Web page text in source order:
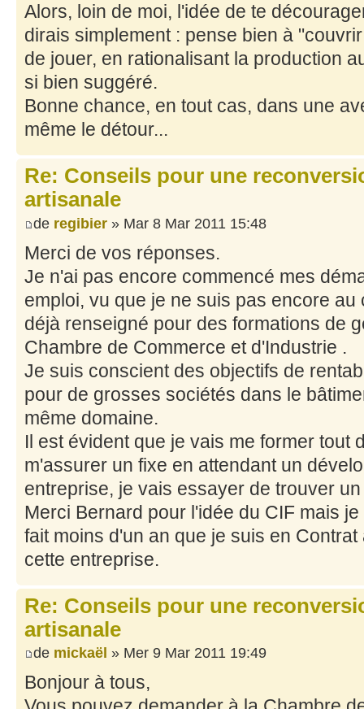
Alors, loin de moi, l'idée de te
dirais simplement : pense bien à
de jouer, en rationalisant la production
si bien suggéré.
Bonne chance, en tout cas, dans une
même le détour...
Re: Conseils pour une
artisanale
de regibier » Mar 8 Mar 2011 15:48
Merci de vos réponses.
Je n'ai pas encore commencé mes
emploi, vu que je ne suis pas encore
déjà renseigné pour des formations de
Chambre de Commerce et d'Industrie .
Je suis conscient des objectifs de
pour de grosses sociétés dans le
même domaine.
Il est évident que je vais me former tout
m'assurer un fixe en attendant un
entreprise, je vais essayer de trouver
Merci Bernard pour l'idée du CIF mais
fait moins d'un an que je suis en
cette entreprise.
Re: Conseils pour une
artisanale
de mickaël » Mer 9 Mar 2011 19:49
Bonjour à tous,